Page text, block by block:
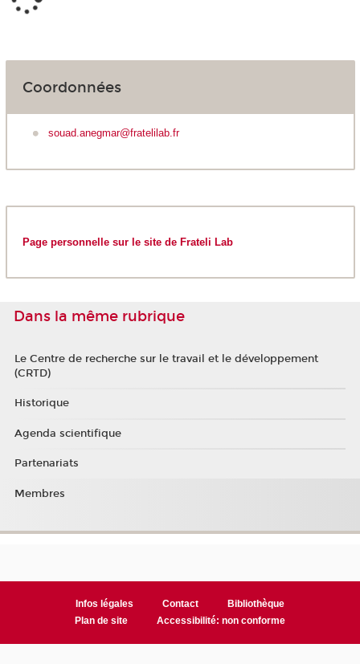
Coordonnées
souad.anegmar@fratelilab.fr
Page personnelle sur le site de Frateli Lab
Dans la même rubrique
Le Centre de recherche sur le travail et le développement
(CRTD)
Historique
Agenda scientifique
Partenariats
Membres
Infos légales Contact
Bibliothèque
Plan de site
Accessibilité: non conforme